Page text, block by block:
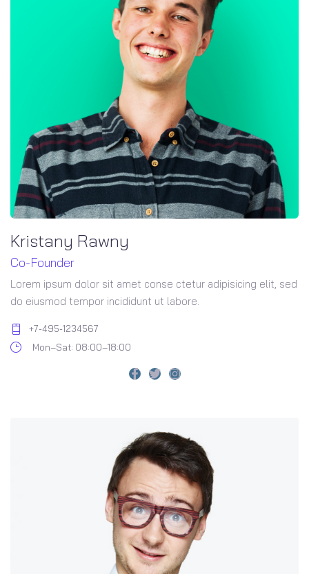
Kristany Rawny
Co-Founder
Lorem ipsum dolor sit amet conse ctetur adipisicing elit, sed
do eiusmod tempor incididunt ut labore.
+7-495-1234567
Mon–Sat: 08:00–18:00